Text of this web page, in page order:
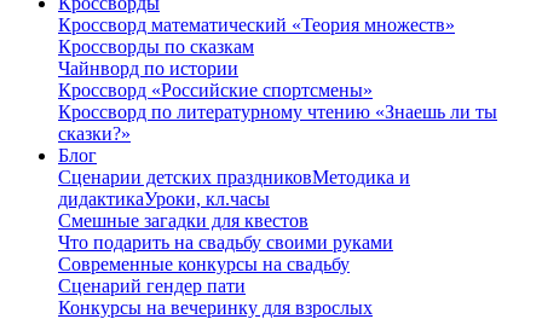
Кроссворд математический «Теория множеств»
Кроссворды по сказкам
Чайнворд по истории
Кроссворд «Российские спортсмены»
Кроссворд по литературному чтению «Знаешь ли ты
сказки?»
Блог
Сценарии детских праздниковМетодика и
дидактикаУроки, кл.часы
Смешные загадки для квестов
Что подарить на свадьбу своими руками
Современные конкурсы на свадьбу
Сценарий гендер пати
Конкурсы на вечеринку для взрослых